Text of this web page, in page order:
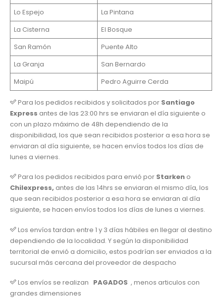
Lo Espejo
La Pintana
La Cisterna
El Bosque
San Ramón
Puente Alto
La Granja
San Bernardo
Maipú
Pedro Aguirre Cerda
Para los pedidos recibidos y solicitados por Santiago
Express antes de las 23:00 hrs se enviaran el día siguiente o
con un plazo máximo de 48h dependiendo de la
disponibilidad, los que sean recibidos posterior a esa hora se
enviaran al día siguiente, se hacen envíos todos los días de
lunes a viernes.
Para los pedidos recibidos para envió por Starken o
Chilexpress, antes de las 14hrs se enviaran el mismo día, los
que sean recibidos posterior a esa hora se enviaran al día
siguiente, se hacen envíos todos los días de lunes a viernes.
Los envíos tardan entre 1 y 3 días hábiles en llegar al destino
dependiendo de la localidad. Y según la disponibilidad
territorial de envió a domicilio, estos podrían ser enviados a la
sucursal más cercana del proveedor de despacho
Los envíos se realizan PAGADOS , menos articulos con
grandes dimensiones